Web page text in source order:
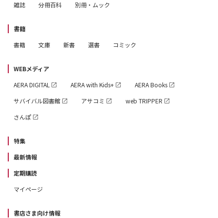
雑誌
分冊百科 別冊・ムック
書籍
書籍
文庫 新書 選書 コミック
WEBメディア
AERA DIGITAL
AERA with Kids+
AERA Books
サバイバル図書館
アサコミ
web TRIPPER
さんぽ
特集
最新情報
定期購読
マイページ
書店さま向け情報